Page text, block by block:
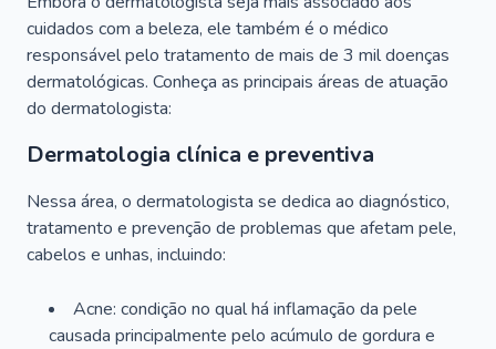
cuidados com a beleza, ele também é o médico
responsável pelo tratamento de mais de 3 mil doenças
dermatológicas. Conheça as principais áreas de atuação
do dermatologista:
Dermatologia clínica e preventiva
Nessa área, o dermatologista se dedica ao diagnóstico,
tratamento e prevenção de problemas que afetam pele,
cabelos e unhas, incluindo:
Acne: condição no qual há inflamação da pele
causada principalmente pelo acúmulo de gordura e